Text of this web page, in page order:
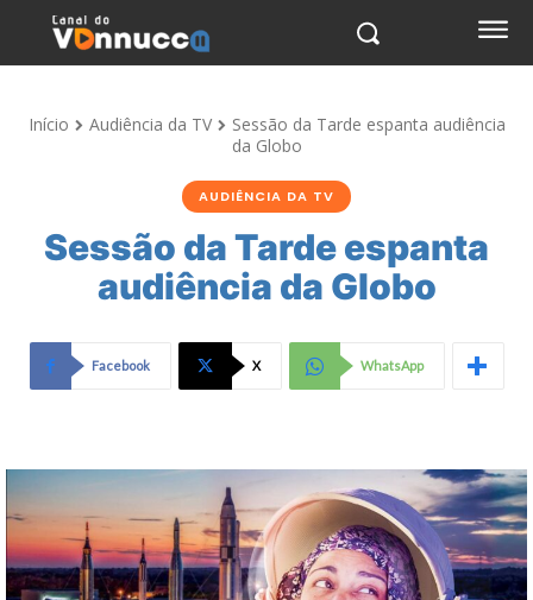
Início Audiência da TV
Sessão da Tarde espanta audiência
da Globo
AUDIÊNCIA DA TV
Sessão da Tarde espanta
audiência da Globo
Facebook X WhatsApp